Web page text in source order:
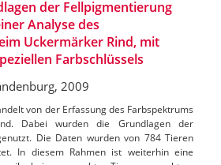
der Fellpigmentierung
Analyse des
Uckermärker Rind, mit
Farbschlüssels
2009
von der Erfassung des Farbspektrums
Dabei wurden die Grundlagen der
Die Daten wurden von 784 Tieren
In diesem Rahmen ist weiterhin eine